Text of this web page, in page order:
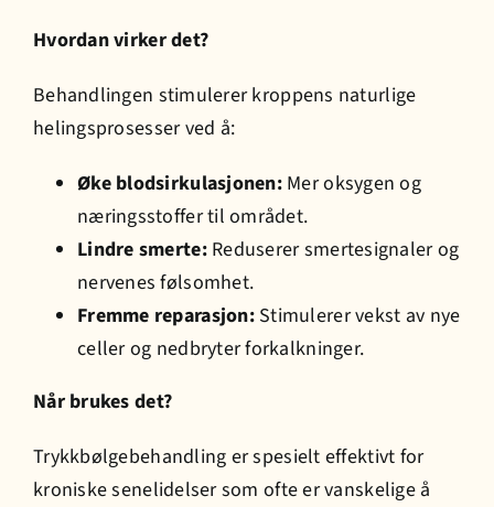
Jobb hos oss
Bestill time
Hvordan virker det?
Behandlingen stimulerer kroppens naturlige
helingsprosesser ved å:
Øke blodsirkulasjonen:Mer oksygen og
næringsstoffer til området.
Lindre smerte:Reduserer smertesignaler og
nervenes følsomhet.
Fremme reparasjon:Stimulerer vekst av nye
celler og nedbryter forkalkninger.
Når brukes det?
Trykkbølgebehandling er spesielt effektivt for
kroniske senelidelser som ofte er vanskelige å